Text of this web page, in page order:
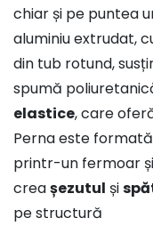
chiar și pe puntea
aluminiu extrudat,
din tub rotund,
spumă
elastice, care
Perna este
printr-un fermoar
creașezutul și
pe structură